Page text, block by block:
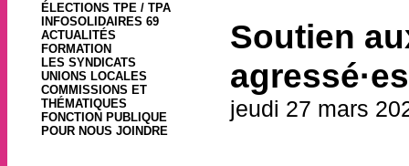
ÉLECTIONS TPE / TPA
INFOSOLIDAIRES 69
ACTUALITÉS
FORMATION
LES SYNDICATS
UNIONS LOCALES
COMMISSIONS ET
THÉMATIQUES
FONCTION PUBLIQUE
POUR NOUS JOINDRE
Soutien
jeudi 27 mars